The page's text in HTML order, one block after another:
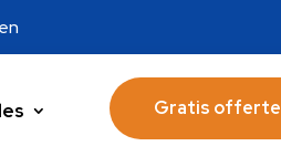
Gratis offerte